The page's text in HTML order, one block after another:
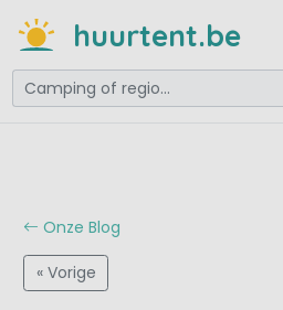
huurtent.be
Onze Blog
« Vorige